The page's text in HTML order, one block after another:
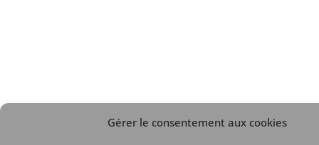
Gérer le consentement aux cookies